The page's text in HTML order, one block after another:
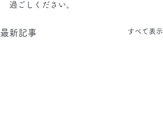
過ごしください。
最新記事 すべて表示